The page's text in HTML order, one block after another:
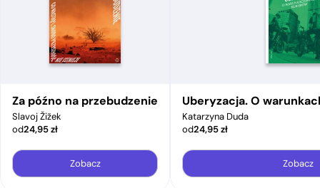
Za późno na przebudzenie
Slavoj Žižek
od24,95zł
Zobacz
Uberyzacja. O
Katarzyna Duda
od24,95zł
Zobacz